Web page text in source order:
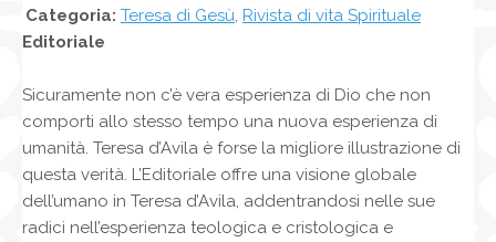
Categoria: Teresa di Gesù, Rivista di vita Spirituale
Editoriale
Sicuramente non c’è vera esperienza di Dio che non
comporti allo stesso tempo una nuova esperienza di
umanità. Teresa d’Avila è forse la migliore illustrazione di
questa verità. L’Editoriale offre una visione globale
dell’umano in Teresa d’Avila, addentrandosi nelle sue
radici nell’esperienza teologica e cristologica e